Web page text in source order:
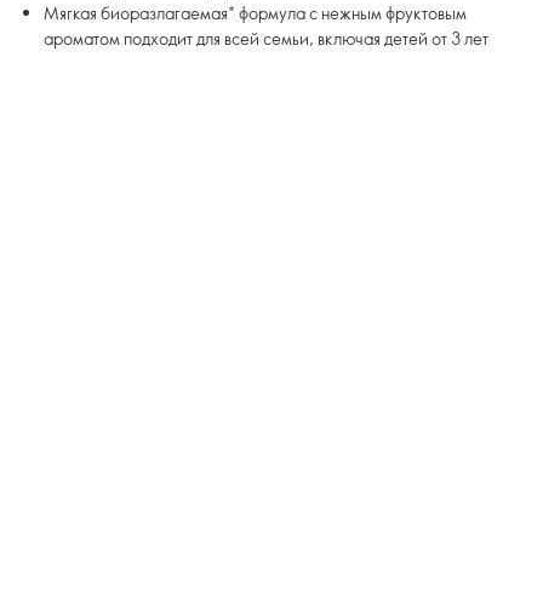
Мягкая биоразлагаемая* формула с нежным фруктовым
ароматом подходит для всей семьи, включая детей от 3 лет